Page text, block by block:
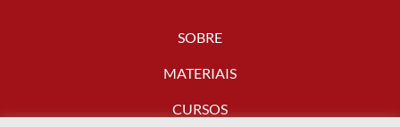
SOBRE
MATERIAIS
CURSOS